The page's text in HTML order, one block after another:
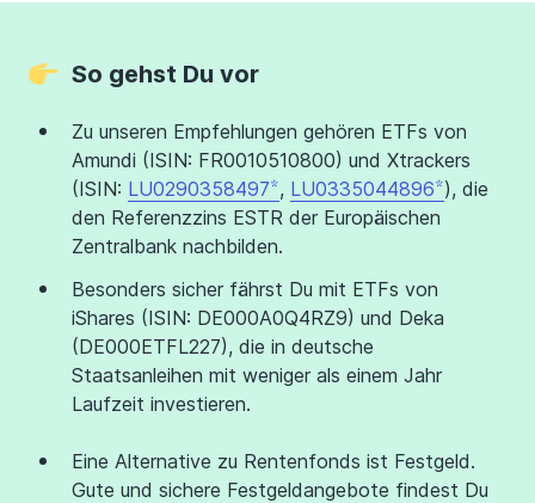
So gehst Du vor
Zu unseren Empfehlungen gehören ETFs von
Amundi (ISIN: FR0010510800) und Xtrackers
(ISIN: LU0290358497 , LU0335044896 ), die
den Referenzzins ESTR der Europäischen
Zentralbank nachbilden.
Besonders sicher fährst Du mit ETFs von
iShares (ISIN: DE000A0Q4RZ9) und Deka
(DE000ETFL227), die in deutsche
Staatsanleihen mit weniger als einem Jahr
Laufzeit investieren.
Eine Alternative zu Rentenfonds ist Festgeld.
Gute und sichere Festgeldangebote findest Du